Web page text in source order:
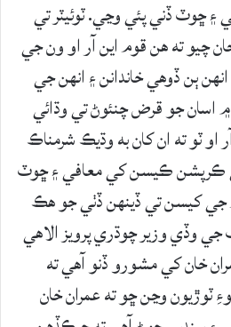
ڏني پئي وڃي. ٽوئيٽر تي
چيو ته هن قوم اين آر او ون جي
ٻن ڏوهي خاندانن ۽ انهن جي
ڦرلٽ 10 سالن ۾ اسان جو قرض چنئوڻ تي وڌائي
او ٽو ته ان کان به وڌيڪ شرمناڪ
رپين جي ڪرپشن ڪيسن کي معافي ۽ ڇوٽ
کيسن تي ڏينهن ڏٺي جو هڪ
وڏي وزير چوڌري پرويز الاهي
خان کي مشورو ڏنو آهي ته
ٽوڙيون وڃن ڇو ته عمران خان